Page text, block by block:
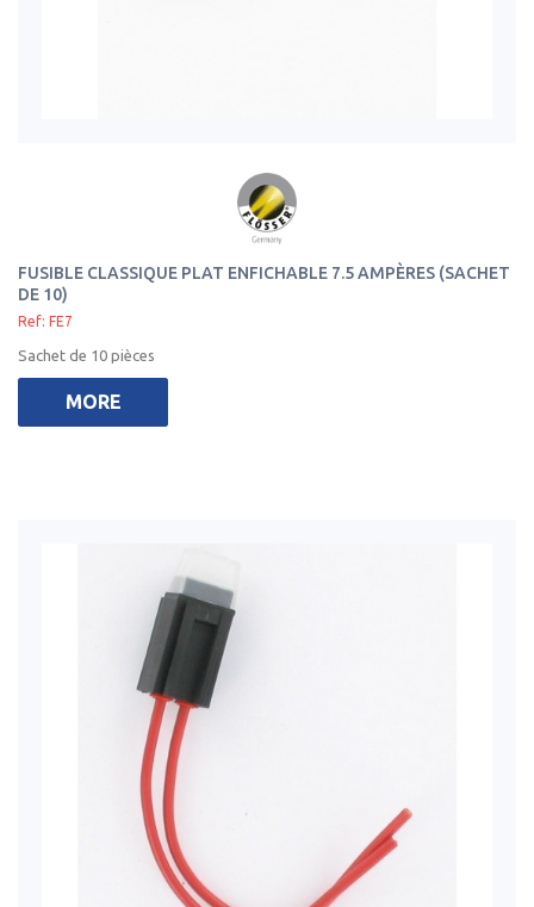
FUSIBLE CLASSIQUE PLAT ENFICHABLE 7.5 AMPÈRES (SACHET
DE 10)
Ref: FE7
Sachet de 10 pièces
MORE